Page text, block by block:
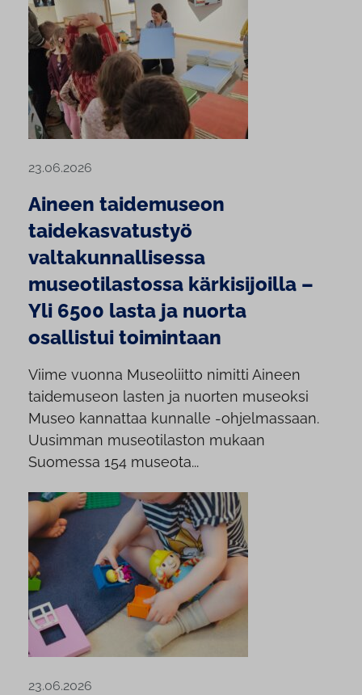
23.06.2026
Aineen taidemuseon
taidekasvatustyö
valtakunnallisessa
museotilastossa kärkisijoilla –
Yli 6500 lasta ja nuorta
osallistui toimintaan
Viime vuonna Museoliitto nimitti Aineen
taidemuseon lasten ja nuorten museoksi
Museo kannattaa kunnalle -ohjelmassaan.
Uusimman museotilaston mukaan
Suomessa 154 museota...
23.06.2026